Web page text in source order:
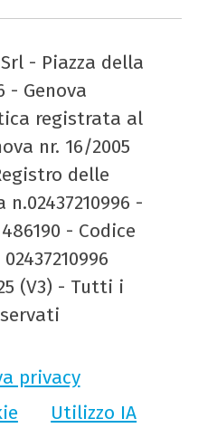
- Piazza della
Genova
registrata al
nr. 16/2005
delle
-
- Codice
(V3) - Tutti i
privacy
Utilizzo IA